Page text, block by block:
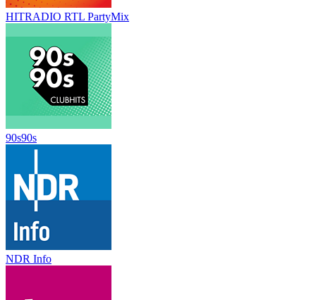
HITRADIO RTL PartyMix
90s90s
NDR Info